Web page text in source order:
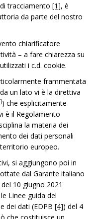
tracciamento[1], è
da parte del nostro
chiarificatore
– a fare chiarezza su
i c.d. cookie.
frammentata
un lato vi è la direttiva
) che esplicitamente
è il Regolamento
la materia dei
dei dati personali
europeo.
si aggiungono poi in
dal Garante italiano
10 giugno 2021
Linee guida del
dei dati (EDPB[4]) del 4